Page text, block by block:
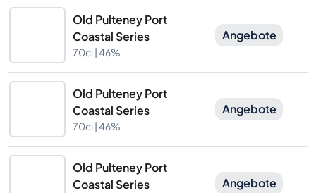
Old Pulteney Port
Coastal Series
70cl |46%
Angebote
Old Pulteney Port
Coastal Series
70cl |46%
Angebote
Old Pulteney Port
Coastal Series
Angebote